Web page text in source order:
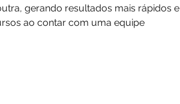
gerando resultados mais rápidos e
ao contar com uma equipe